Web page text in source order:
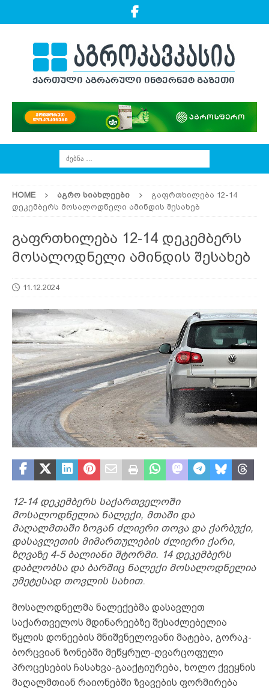
HOME ᲐᲒᲠᲝ ᲡᲘᲐᲮᲚᲔᲔᲑᲘ
გაფრთხილება 12-14
დეკემბერს მოსალოდნელი ამინდის შესახებ
გაფრთხილება 12-14 დეკემბერს
მოსალოდნელი ამინდის შესახებ
11.12.2024
12-14 დეკემბერს საქართველოში
მოსალოდნელია ნალექი, მთაში და
მაღალმთაში ზოგან ძლიერი თოვა და ქარბუქი,
დასავლეთის მიმართულების ძლიერი ქარი,
ზღვაზე 4-5 ბალიანი შტორმი. 14 დეკემბერს
დაბლობსა და ბარშიც ნალექი მოსალოდნელია
უმეტესად თოვლის სახით.
მოსალოდნელმა ნალექებმა დასავლეთ
საქართველოს მდინარეებზე შესაძლებელია
წყლის დონეების მნიშვნელოვანი მატება, გორაკ-
ბორცვიან ზონებში მეწყრულ-ღვარცოფული
პროცესების ჩასახვა-გააქტიურება, ხოლო ქვეყნის
მაღალმთიან რაიონებში ზვავების ფორმირება